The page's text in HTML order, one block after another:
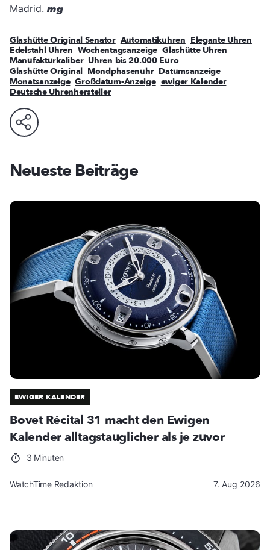
Madrid. mg
Glashütte Original Senator Automatikuhren Elegante Uhren
Edelstahl Uhren Wochentagsanzeige Glashütte Uhren
Manufakturkaliber Uhren bis 20.000 Euro
Glashütte Original Mondphasenuhr Datumsanzeige
Monatsanzeige Großdatum-Anzeige ewiger Kalender
Deutsche Uhrenhersteller
Neueste Beiträge
EWIGER KALENDER
Bovet Récital 31 macht den Ewigen
Kalender alltagstauglicher als je zuvor
3 Minuten
WatchTime Redaktion 7. Aug 2026